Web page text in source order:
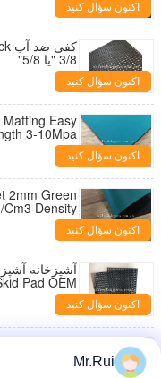
اکنون سؤال کنید
3/8 "یا 5/8"
اکنون سؤال کنید
Easy
3-10Mpa
اکنون سؤال کنید
2mm Green
Density
اکنون سؤال کنید
Pad OEM
اکنون سؤال کنید
ضخیم.Mr.Rui